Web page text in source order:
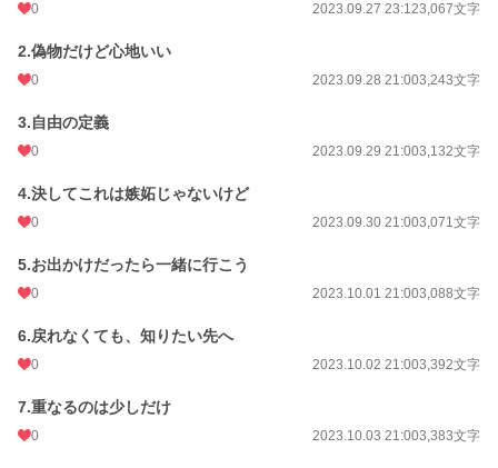
文字数
更新日時 2023.10.15 12:00
月間ポイント
累計ポイント
0 2023.09.27 23:123,067文字
2.偽物だけど心地いい
0 2023.09.28 21:003,243文字
3.自由の定義
0 2023.09.29 21:003,132文字
4.決してこれは嫉妬じゃないけど
0 2023.09.30 21:003,071文字
5.お出かけだったら一緒に行こう
0 2023.10.01 21:003,088文字
6.戻れなくても、知りたい先へ
0 2023.10.02 21:003,392文字
7.重なるのは少しだけ
0 2023.10.03 21:003,383文字